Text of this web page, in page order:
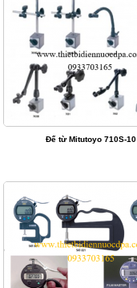
Đế từ Mitutoyo 710S-10